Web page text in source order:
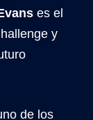
es el
y
de los